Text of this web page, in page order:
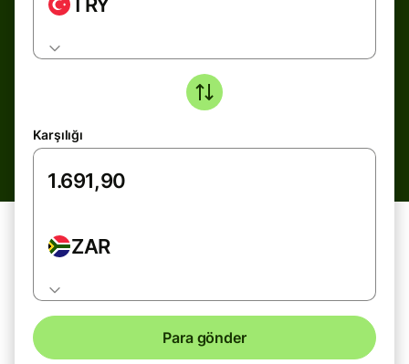
Karşılığı
ZAR
Para gönder